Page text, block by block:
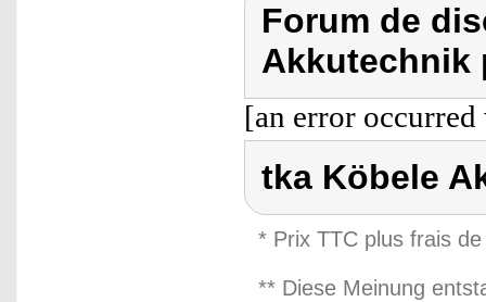
Forum de
Akkutechnik
[an error
tka Köbele
* Prix TTC plus frais
** Diese Meinung